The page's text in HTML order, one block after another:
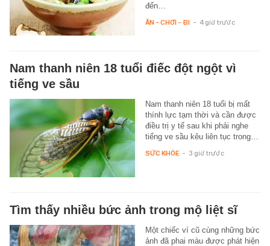
đến…
ĂN - CHƠI - ĐI - 4 giờ trước
Nam thanh niên 18 tuổi điếc đột ngột vì
tiếng ve sầu
Nam thanh niên 18 tuổi bị mất
thính lực tạm thời và cần được
điều trị y tế sau khi phải nghe
tiếng ve sầu kêu liên tục trong…
SỨC KHỎE - 3 giờ trước
Tìm thấy nhiều bức ảnh trong mộ liệt sĩ
Một chiếc ví cũ cùng những bức
ảnh đã phai màu được phát hiện